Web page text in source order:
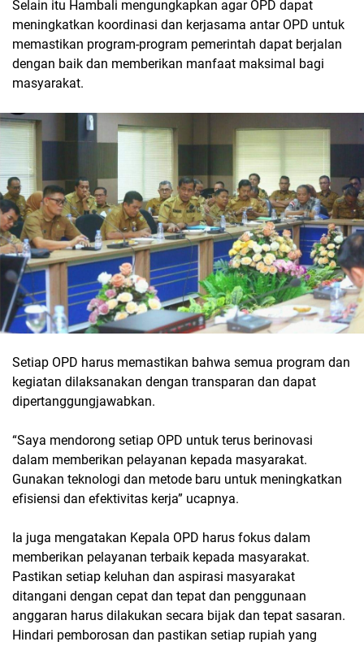
Selain itu Hambali mengungkapkan agar OPD dapat
meningkatkan koordinasi dan kerjasama antar OPD untuk
memastikan program-program pemerintah dapat berjalan
dengan baik dan memberikan manfaat maksimal bagi
masyarakat.
Setiap OPD harus memastikan bahwa semua program dan
kegiatan dilaksanakan dengan transparan dan dapat
dipertanggungjawabkan.
“Saya mendorong setiap OPD untuk terus berinovasi
dalam memberikan pelayanan kepada masyarakat.
Gunakan teknologi dan metode baru untuk meningkatkan
efisiensi dan efektivitas kerja” ucapnya.
Ia juga mengatakan Kepala OPD harus fokus dalam
memberikan pelayanan terbaik kepada masyarakat.
Pastikan setiap keluhan dan aspirasi masyarakat
ditangani dengan cepat dan tepat dan penggunaan
anggaran harus dilakukan secara bijak dan tepat sasaran.
Hindari pemborosan dan pastikan setiap rupiah yang